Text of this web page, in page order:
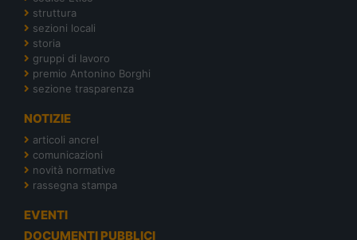
struttura
sezioni locali
storia
gruppi di lavoro
premio Antonino Borghi
sezione trasparenza
NOTIZIE
articoli ancrel
comunicazioni
novità normative
rassegna stampa
EVENTI
DOCUMENTI PUBBLICI